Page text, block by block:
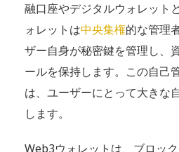
融口座やデジタルウォレット
ォレットは中央集権的な管理
ザー自身が秘密鍵を管理し、
ールを保持します。この自己
は、ユーザーにとって大きな
します​​。
Web3ウォレットは、ブロッ